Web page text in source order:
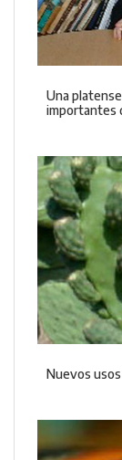
Una
importantes
Nuevos